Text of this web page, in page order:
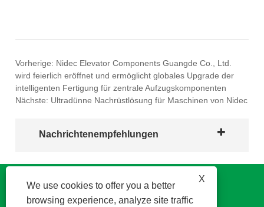
Vorherige: Nidec Elevator Components Guangde Co., Ltd.
wird feierlich eröffnet und ermöglicht globales Upgrade der
intelligenten Fertigung für zentrale Aufzugskomponenten
Nächste: Ultradünne Nachrüstlösung für Maschinen von Nidec
Nachrichtenempfehlungen
X
We use cookies to offer you a better
browsing experience, analyze site traffic